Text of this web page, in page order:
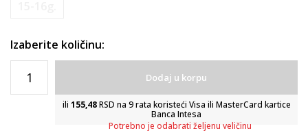
Izaberite količinu:
Dodaj u korpu
ili 155,48RSD na 9 rata koristeći Visa ili MasterCard kartice
Banca Intesa
Potrebno je odabrati željenu veličinu